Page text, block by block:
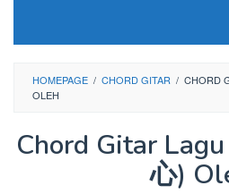
HOMEPAGE / CHORD GITAR / CHORD
OLEH
Chord Gitar
心)